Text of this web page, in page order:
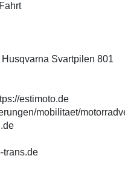
Svartpilen 801
estimoto.de
mobilitaet/
trans.de